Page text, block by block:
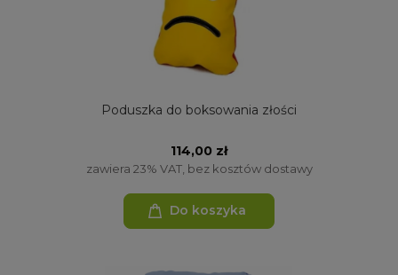
Poduszka do boksowania złości
114,00 zł
zawiera 23% VAT, bez kosztów dostawy
Do koszyka